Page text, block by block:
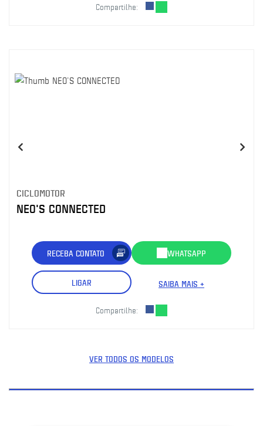
Compartilhe:
CICLOMOTOR
NEO'S CONNECTED
RECEBA CONTATO WHATSAPP
LIGAR SAIBA MAIS +
Compartilhe:
VER TODOS OS MODELOS